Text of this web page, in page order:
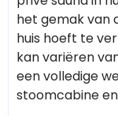
het gemak van
huis hoeft te
kan variëren
een volledige
stoomcabine